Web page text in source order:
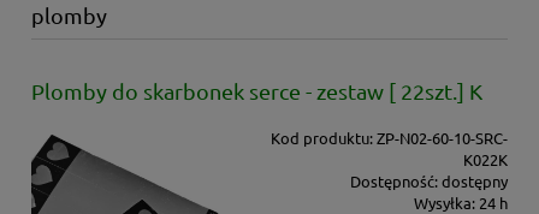
plomby
Plomby do skarbonek serce - zestaw [ 22szt.] K
Kod produktu: ZP-N02-60-10-SRC-
K022K
Dostępność:dostępny
Wysyłka: 24 h